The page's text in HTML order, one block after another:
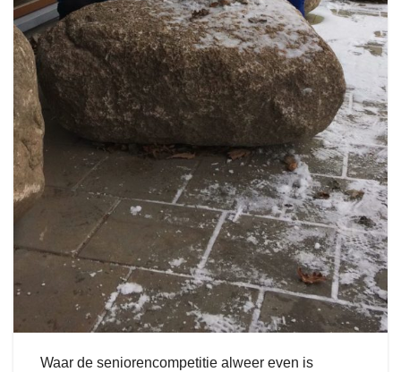
Waar de seniorencompetitie alweer even is